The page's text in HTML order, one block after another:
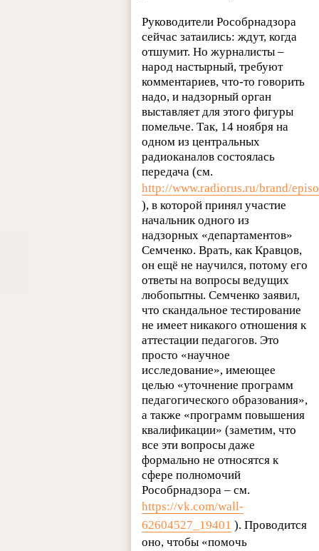
Руководители Рособрнадзора
сейчас затаились: ждут, когда
отшумит. Но журналисты –
народ настырный, требуют
комментариев, что-то говорить
надо, и надзорный орган
выставляет для этого фигуры
помельче. Так, 14 ноября на
одном из центральных
радиоканалов состоялась
передача (см.
http://www.radiorus.ru/brand/
), в которой принял участие
начальник одного из
надзорных «департаментов»
Семченко. Врать, как Кравцов,
он ещё не научился, потому его
ответы на вопросы ведущих
любопытны. Семченко заявил,
что скандальное тестирование
не имеет никакого отношения к
аттестации педагогов. Это
просто «научное
исследование», имеющее
целью «уточнение программ
педагогического образования»,
а также «программ повышения
квалификации» (заметим, что
все эти вопросы даже
формально не относятся к
сфере полномочий
Рособрнадзора – см.
https://vk.com/wall-
62604527_19401 ). Проводится
оно, чтобы «помочь